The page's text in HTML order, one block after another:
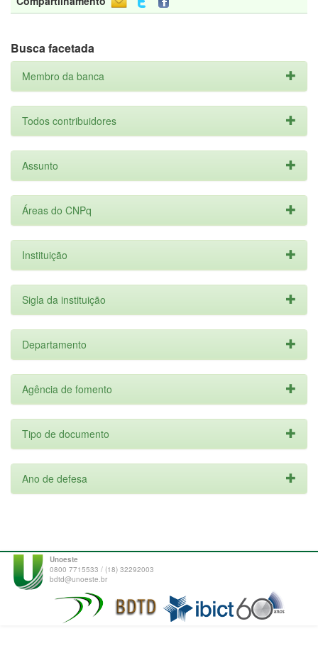
Busca facetada
Membro da banca
Todos contribuidores
Assunto
Áreas do CNPq
Instituição
Sigla da instituição
Departamento
Agência de fomento
Tipo de documento
Ano de defesa
Unoeste
0800 7715533 / (18) 32292003
bdtd@unoeste.br